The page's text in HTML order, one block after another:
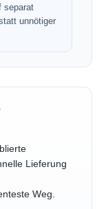
separat
unnötiger
Lieferung
Weg.